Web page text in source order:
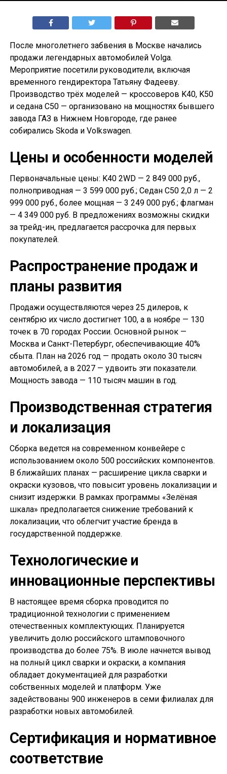
После многолетнего забвения в Москве начались
продажи легендарных автомобилей Volga.
Мероприятие посетили руководители, включая
временного гендиректора Татьяну Фадееву.
Производство трёх моделей — кроссоверов K40, K50
и седана С50 — организовано на мощностях бывшего
завода ГАЗ в Нижнем Новгороде, где ранее
собирались Skoda и Volkswagen.
Цены и особенности моделей
Первоначальные цены: K40 2WD — 2 849 000 руб.,
полноприводная — 3 599 000 руб.; Седан С50 2,0 л — 2
999 000 руб., более мощная — 3 249 000 руб.; флагман
— 4 349 000 руб. В предложениях возможны скидки
за трейд-ин, предлагается рассрочка для первых
покупателей.
Распространение продаж и
планы развития
Продажи осуществляются через 25 дилеров, к
сентябрю их число достигнет 100, а в ноябре — 130
точек в 70 городах России. Основной рынок —
Москва и Санкт-Петербург, обеспечивающие 40%
сбыта. План на 2026 год — продать около 30 тысяч
автомобилей, а в 2027 — удвоить эти показатели.
Мощность завода — 110 тысяч машин в год.
Производственная стратегия
и локализация
Сборка ведется на современном конвейере с
использованием около 500 российских компонентов.
В ближайших планах — расширение цикла сварки и
окраски кузовов, что повысит уровень локализации и
снизит издержки. В рамках программы «Зелёная
шкала» предполагается снижение требований к
локализации, что облегчит участие бренда в
государственной поддержке.
Технологические и
инновационные перспективы
В настоящее время сборка проводится по
традиционной технологии с применением
отечественных комплектующих. Планируется
увеличить долю российского штамповочного
производства до более 75%. В июле начнется вывод
на полный цикл сварки и окраски, а компания
обладает документацией для разработки
собственных моделей и платформ. Уже
задействованы 900 инженеров в семи филиалах для
разработки новых автомобилей.
Сертификация и нормативное
соответствие